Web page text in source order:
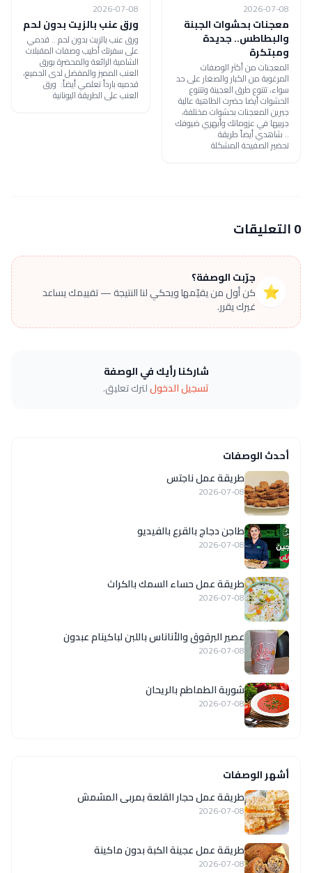
2026-07-08
معجنات بحشوات الجبنة
والبطاطس.. جديدة
ومبتكرة
المعجنات من أكثر الوصفات
المرغوبة من الكبار والصغار على حد
سواء، تتنوع طرق العجينة وتتنوع
الحشوات أيضا حضرت الطاهية عالية
جبرين المعجنات بحشوات مختلفة،
جربيها في عزوماتك وأبهري ضيوفك
.. شاهدي أيضاً طريقة
تحضير الصفيحة المشكلة
2026-07-08
ورق عنب بالزيت بدون لحم
ورق عنب بالزيت بدون لحم .. قدمي
على سفرتك أطيب وصفات المقبلات
الشامية الرائعة والمحضرة بورق
العنب المميز والمفضل لدى الجميع،
قدميه بارداً تعلمي أيضاً: ورق
العنب على الطريقة اليونانية
0 التعليقات
⭐
جرّبت الوصفة؟
كن أول من يقيّمها ويحكي لنا النتيجة — تقييمك يساعد
غيرك يقرر.
شاركنا رأيك في الوصفة
تسجيل الدخوللترك تعليق.
أحدث الوصفات
طريقة عمل ناجتس
2026-07-08
طاجن دجاج بالقرع بالفيديو
2026-07-08
طريقة عمل حساء السمك بالكراث
2026-07-08
عصير البرقوق والأناناس باللبن لباكينام عبدون
2026-07-08
شوربة الطماطم بالريحان
2026-07-08
أشهر الوصفات
طريقة عمل حجار القلعة بمربى المشمش
2026-07-08
طريقة عمل عجينة الكبة بدون ماكينة
2026-07-08